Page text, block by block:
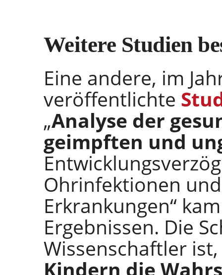
Weitere Studien
Eine andere, im
veröffentlichte
„Analyse der
geimpften und
Ohrinfektionen
Erkrankungen“
Ergebnissen. Die
Wissenschaftler
Kindern die